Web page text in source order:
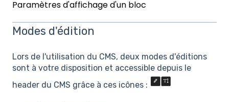
Paramètres d'affichage d'un bloc
Modes d'édition
Lors de l'utilisation du CMS, deux modes d'éditions
sont à votre disposition et accessible depuis le
header du CMS grâce à ces icônes :